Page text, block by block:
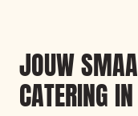
JOUW
CATERING